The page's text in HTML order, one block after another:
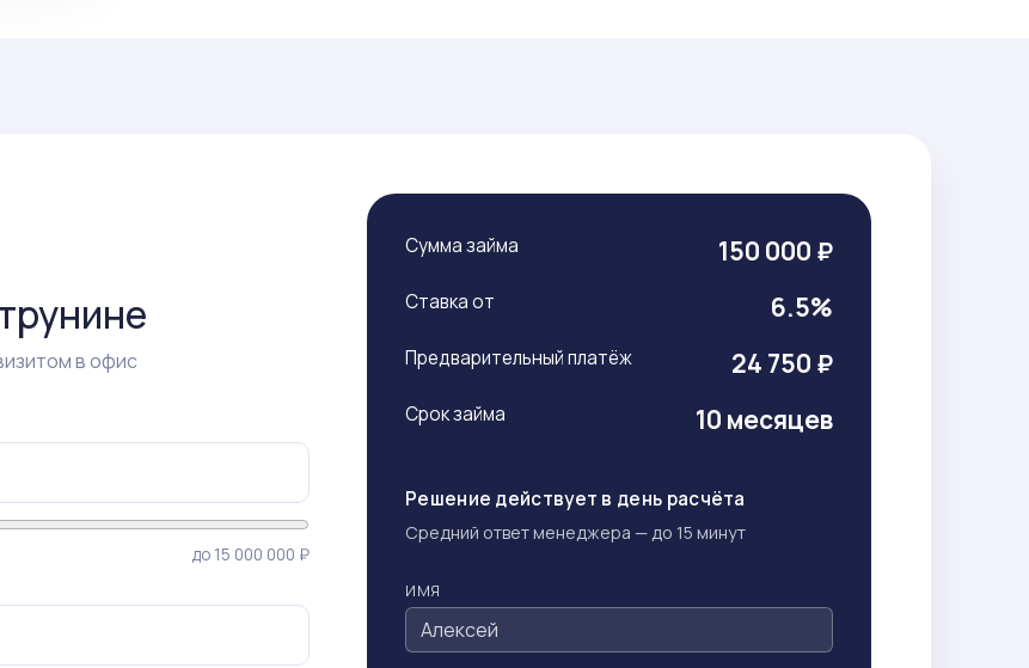
в офис
до 15 000 000 ₽
Сумма займа 150 000 ₽
Ставка от 6.5%
Предварительный платёж 24 750 ₽
Срок займа 10 месяцев
Решение действует в день расчёта
Средний ответ менеджера — до 15 минут
ИМЯ